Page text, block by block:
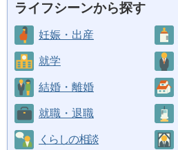
ライフシーンから探す
妊娠・出産
就学
結婚・離婚
就職・退職
くらしの相談